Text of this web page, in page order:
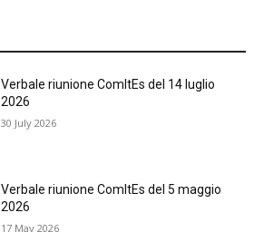
Verbale riunione ComItEs del 14 luglio
2026
30 July 2026
Verbale riunione ComItEs del 5 maggio
2026
17 May 2026